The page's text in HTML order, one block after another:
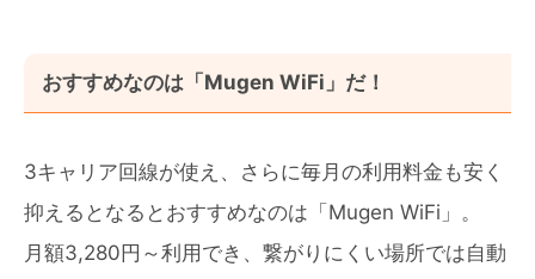
おすすめなのは「Mugen WiFi」だ！
3キャリア回線が使え、さらに毎月の利用料金も安く
抑えるとなるとおすすめなのは「Mugen WiFi」。
月額3,280円～利用でき、繋がりにくい場所では自動